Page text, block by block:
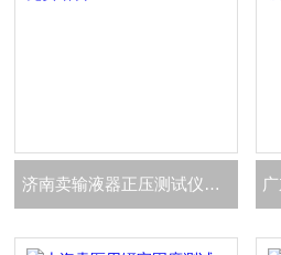
济南卖输液器正压测试仪免费培训